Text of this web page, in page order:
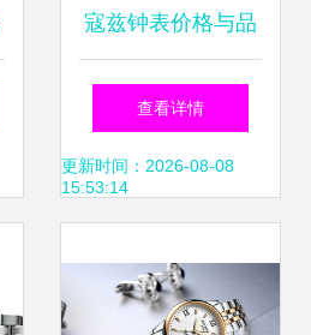
寇兹钟表价格与品
质解析 1000-1060
元价位选购指南及
查看详情
更新时间：2026-08-08
15:53:14